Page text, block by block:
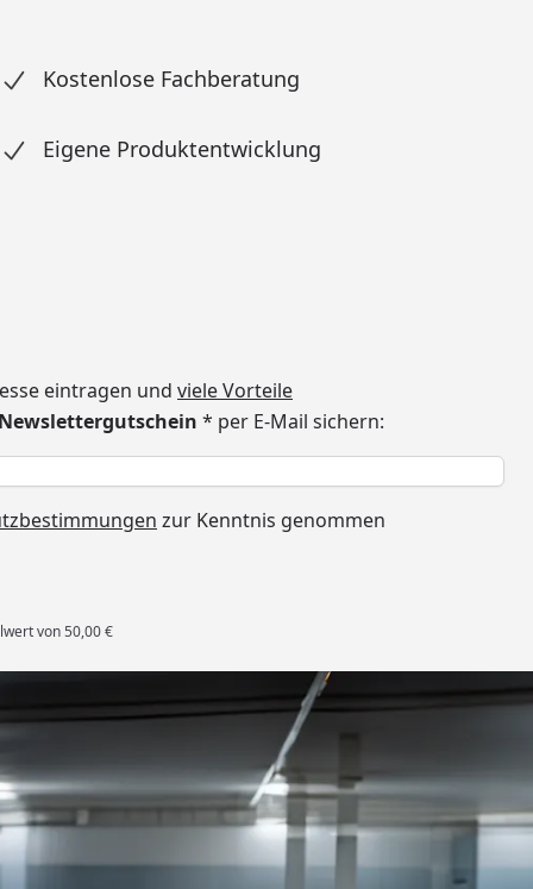
Kostenlose Fachberatung
Eigene Produktentwicklung
eintragen und viele Vorteile
* per E-Mail sichern:
zur Kenntnis genommen
von 50,00 €